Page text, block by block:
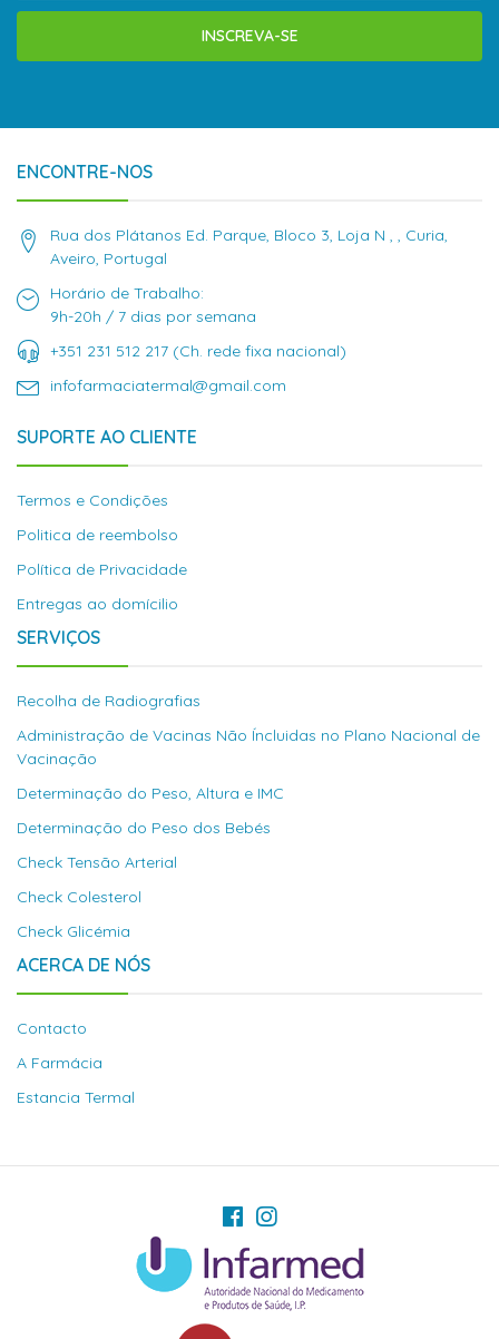
INSCREVA-SE
ENCONTRE-NOS
Rua dos Plátanos Ed. Parque, Bloco 3, Loja N , , Curia,
Aveiro, Portugal
Horário de Trabalho:
9h-20h / 7 dias por semana
+351 231 512 217 (Ch. rede fixa nacional)
infofarmaciatermal@gmail.com
SUPORTE AO CLIENTE
Termos e Condições
Politica de reembolso
Política de Privacidade
Entregas ao domícilio
SERVIÇOS
Recolha de Radiografias
Administração de Vacinas Não Íncluidas no Plano Nacional de
Vacinação
Determinação do Peso, Altura e IMC
Determinação do Peso dos Bebés
Check Tensão Arterial
Check Colesterol
Check Glicémia
ACERCA DE NÓS
Contacto
A Farmácia
Estancia Termal